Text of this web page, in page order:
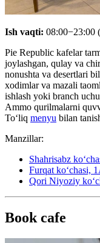
Ish vaqti: 08:00−23:00
Pie Republic kafelar
joylashgan, qulay va
nonushta va desertlari
xodimlar va mazali
ishlash yoki branch
Ammo qurilmalarni
Toʻliq menyu bilan
Manzillar:
Shahrisabz
Furqat koʻchasi,
Qori Niyoziy
Book cafe